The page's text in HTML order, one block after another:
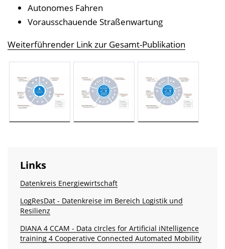
Autonomes Fahren
Vorausschauende Straßenwartung
Weiterführender Link zur Gesamt-Publikation
Links
Datenkreis Energiewirtschaft
LogResDat - Datenkreise im Bereich Logistik und
Resilienz
DIANA 4 CCAM - Data cIrcles for Artificial iNtelligence
training 4 Cooperative Connected Automated Mobility